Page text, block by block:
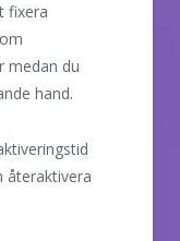
fixera
medan du
hand.
återaktivera